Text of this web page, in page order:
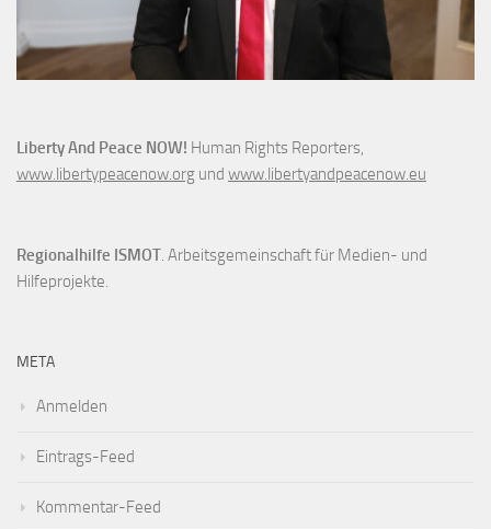
Liberty And Peace NOW! Human Rights Reporters,
www.libertypeacenow.org und www.libertyandpeacenow.eu
Regionalhilfe ISMOT. Arbeitsgemeinschaft für Medien- und
Hilfeprojekte.
META
Anmelden
Eintrags-Feed
Kommentar-Feed